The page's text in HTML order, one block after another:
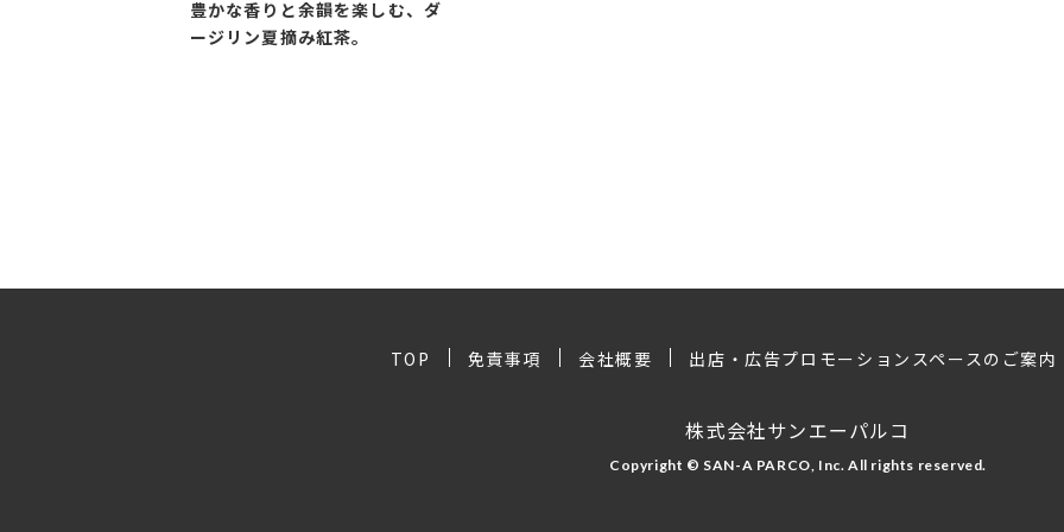
豊かな香りと余韻を楽しむ、ダ
ージリン夏摘み紅茶。
TOP 免責事項 会社概要 出店・広告プロモーションスペースのご案内
株式会社サンエーパルコ
Copyright © SAN-A PARCO, Inc. All rights reserved.